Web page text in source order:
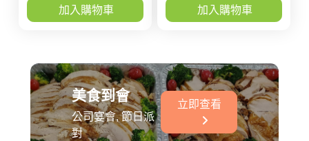
加入購物車 加入購物車
美食到會
公司宴會, 節日派
對
立即查看